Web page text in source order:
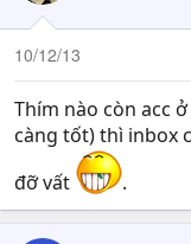
10/12/13
Thím nào còn acc
càng tốt) thì inbox
đỡ vất
.